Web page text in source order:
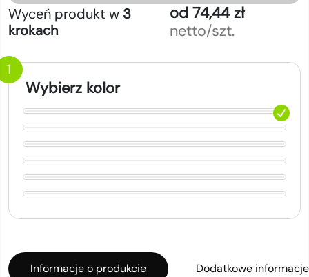
Wyceń produkt w 3
krokach
od 74,44 zł
netto/szt.
1
Wybierz kolor
Informacje o produkcie Dodatkowe informacje